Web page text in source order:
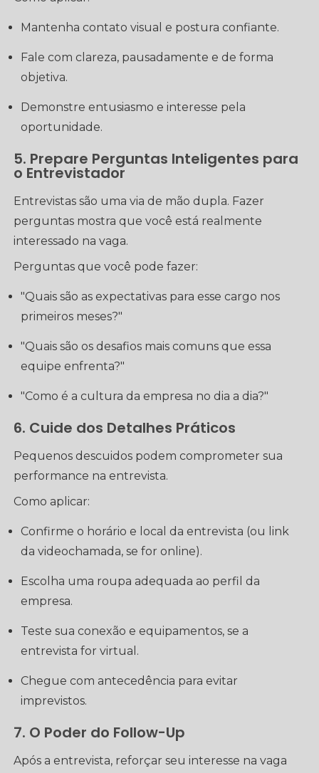
Mantenha contato visual e postura confiante.
Fale com clareza, pausadamente e de forma
objetiva.
Demonstre entusiasmo e interesse pela
oportunidade.
5. Prepare Perguntas Inteligentes para
o Entrevistador
Entrevistas são uma via de mão dupla. Fazer
perguntas mostra que você está realmente
interessado na vaga.
Perguntas que você pode fazer:
"Quais são as expectativas para esse cargo nos
primeiros meses?"
"Quais são os desafios mais comuns que essa
equipe enfrenta?"
"Como é a cultura da empresa no dia a dia?"
6. Cuide dos Detalhes Práticos
Pequenos descuidos podem comprometer sua
performance na entrevista.
Como aplicar:
Confirme o horário e local da entrevista (ou link
da videochamada, se for online).
Escolha uma roupa adequada ao perfil da
empresa.
Teste sua conexão e equipamentos, se a
entrevista for virtual.
Chegue com antecedência para evitar
imprevistos.
7. O Poder do Follow-Up
Após a entrevista, reforçar seu interesse na vaga